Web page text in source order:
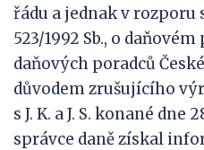
řádu a jednak v rozporu
523/1992 Sb., o
daňových poradců
důvodem zrušujícího
s J. K. a J. S. konané dne
správce daně získal